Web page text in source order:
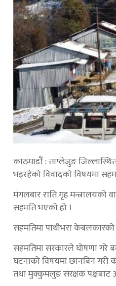
काठमाडौं : ताप्लेजुङ
भइरहेको विवादको विषयमा
मंगलबार राति गृह मन्त्रालयको
सहमति भएको हो ।
सहमतिमा पाथीभरा
सहमतिमा सरकारले घोषणा गरे
घटनाको विषयमा छानबिन गरी
तथा मुक्कुमलुङ संरक्षक पक्षबाट